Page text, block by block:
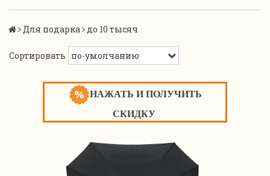
Для подарка до 10 тысяч
Сортировать
НАЖАТЬ И ПОЛУЧИТЬ
СКИДКУ